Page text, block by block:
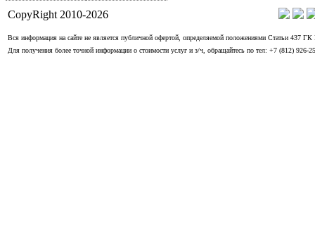
CopyRight 2010-2026
Вся информация на сайте не является публичной офертой, определяемой положениями Статьи 437
Для получения более точной информации о стоимости услуг и з/ч, обращайтесь по тел: +7 (812)